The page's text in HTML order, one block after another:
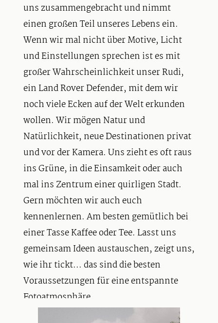
uns zusammengebracht und nimmt
einen großen Teil unseres Lebens ein.
Wenn wir mal nicht über Motive, Licht
und Einstellungen sprechen ist es mit
großer Wahrscheinlichkeit unser Rudi,
ein Land Rover Defender, mit dem wir
noch viele Ecken auf der Welt erkunden
wollen. Wir mögen Natur und
Natürlichkeit, neue Destinationen privat
und vor der Kamera. Uns zieht es oft raus
ins Grüne, in die Einsamkeit oder auch
mal ins Zentrum einer quirligen Stadt.
Gern möchten wir auch euch
kennenlernen. Am besten gemütlich bei
einer Tasse Kaffee oder Tee. Lasst uns
gemeinsam Ideen austauschen, zeigt uns,
wie ihr tickt... das sind die besten
Voraussetzungen für eine entspannte
Fotoatmosphäre.